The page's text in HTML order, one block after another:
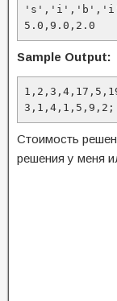
5.0,9.0,2.0
Sample Output:
3,1,4,1,5,9,2;
Стоимость
решения у меня